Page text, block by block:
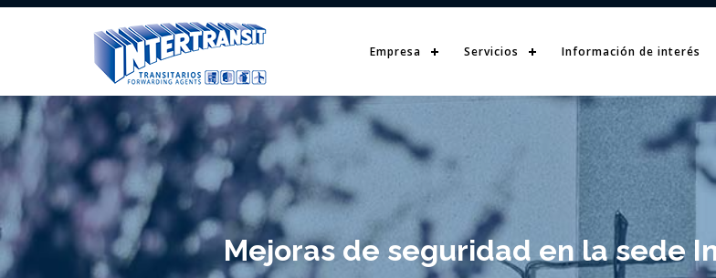
Empresa Servicios Información de interés
Mejoras de seguridad en la sede